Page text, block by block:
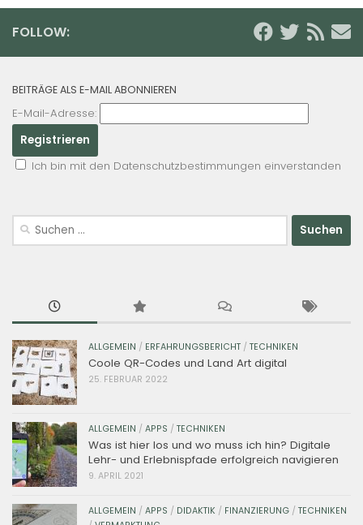
FOLLOW:
BEITRÄGE ALS E-MAIL ABONNIEREN
E-Mail-Adresse:
Ich bin mit den Datenschutzbestimmungen einverstanden
Suchen
ALLGEMEIN / ERFAHRUNGSBERICHT / TECHNIKEN
Coole QR-Codes und Land Art digital
25. FEBRUAR 2022
ALLGEMEIN / APPS / TECHNIKEN
Was ist hier los und wo muss ich hin? Digitale
Lehr- und Erlebnispfade erfolgreich navigieren
9. APRIL 2021
ALLGEMEIN / APPS / DIDAKTIK / FINANZIERUNG / TECHNIKEN